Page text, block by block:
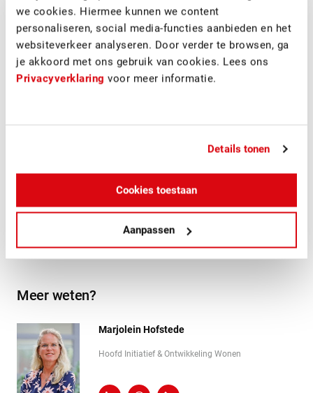
we cookies. Hiermee kunnen we content
personaliseren, social media-functies aanbieden en het
websiteverkeer analyseren. Door verder te browsen, ga
je akkoord met ons gebruik van cookies. Lees ons
Privacyverklaring voor meer informatie.
Details tonen
Cookies toestaan
Aanpassen
Meer weten?
Marjolein Hofstede
Hoofd Initiatief & Ontwikkeling Wonen